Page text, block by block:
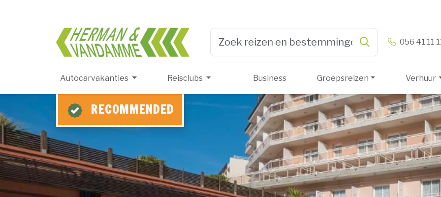
Herman & Vandamme 056 41 11
Autocarvakanties Reisclubs Business Groepsreizen Verhuur
RECOMMENDED